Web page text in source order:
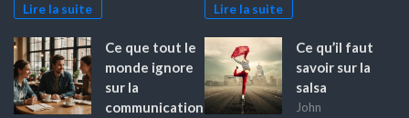
Lire la suite Lire la suite
Ce que tout le
monde ignore
sur la
communication
Ce qu’il faut
savoir sur la
salsa
John